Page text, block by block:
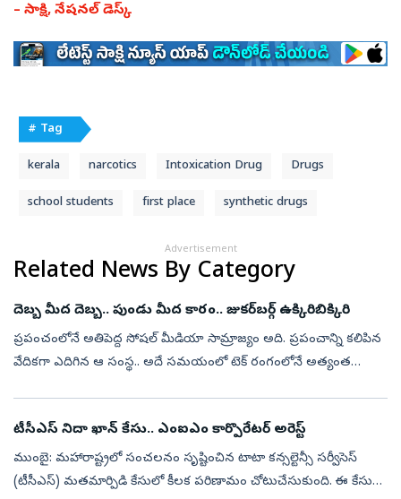
– సాక్షి, నేషనల్‌ డెస్క్‌
# Tag
kerala narcotics Intoxication Drug Drugs
school students first place synthetic drugs
Advertisement
Related News By Category
దెబ్బ మీద దెబ్బ.. పుండు మీద కారం.. జుకర్‌బర్గ్‌ ఉక్కిరిబిక్కిరి
ప్రపంచంలోనే అతిపెద్ద సోషల్‌ మీడియా సామ్రాజ్యం అది. ప్రపంచాన్ని కలిపిన
వేదికగా ఎదిగిన ఆ సంస్థ.. అదే సమయంలో టెక్‌ రంగంలోనే అత్యంత
టీసీఎస్‌ నిదా ఖాన్‌ కేసు.. ఎంఐఎం కార్పొరేటర్‌ అరెస్ట్‌
ముంబై: మహారాష్ట్రలో సంచలనం సృష్టించిన టాటా కన్సల్టెన్సీ సర్వీసెస్
(టీసీఎస్) మతమార్పిడి కేసులో కీలక పరిణామం చోటుచేసుకుంది. ఈ కేసులో